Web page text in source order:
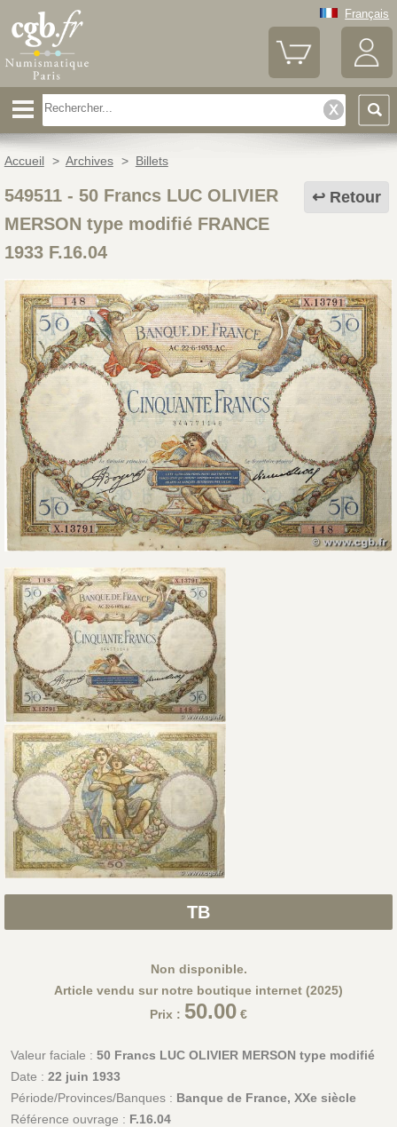
Français
Accueil > Archives > Billets
Retour
549511- 50 Francs LUC OLIVIER
MERSON type modifié FRANCE
1933 F.16.04
TB
Non disponible.
Article vendu sur notre boutique internet (2025)
Prix : 50.00 €
Valeur faciale : 50 Francs LUC OLIVIER MERSON type modifié
Date : 22 juin 1933
Période/Provinces/Banques : Banque de France, XXe siècle
Référence ouvrage : F.16.04